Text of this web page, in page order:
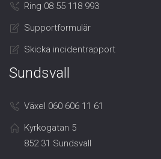
Ring 08 55 118 993
Supportformulär
Skicka incidentrapport
Sundsvall
Växel 060 606 11 61
Kyrkogatan 5
852 31 Sundsvall